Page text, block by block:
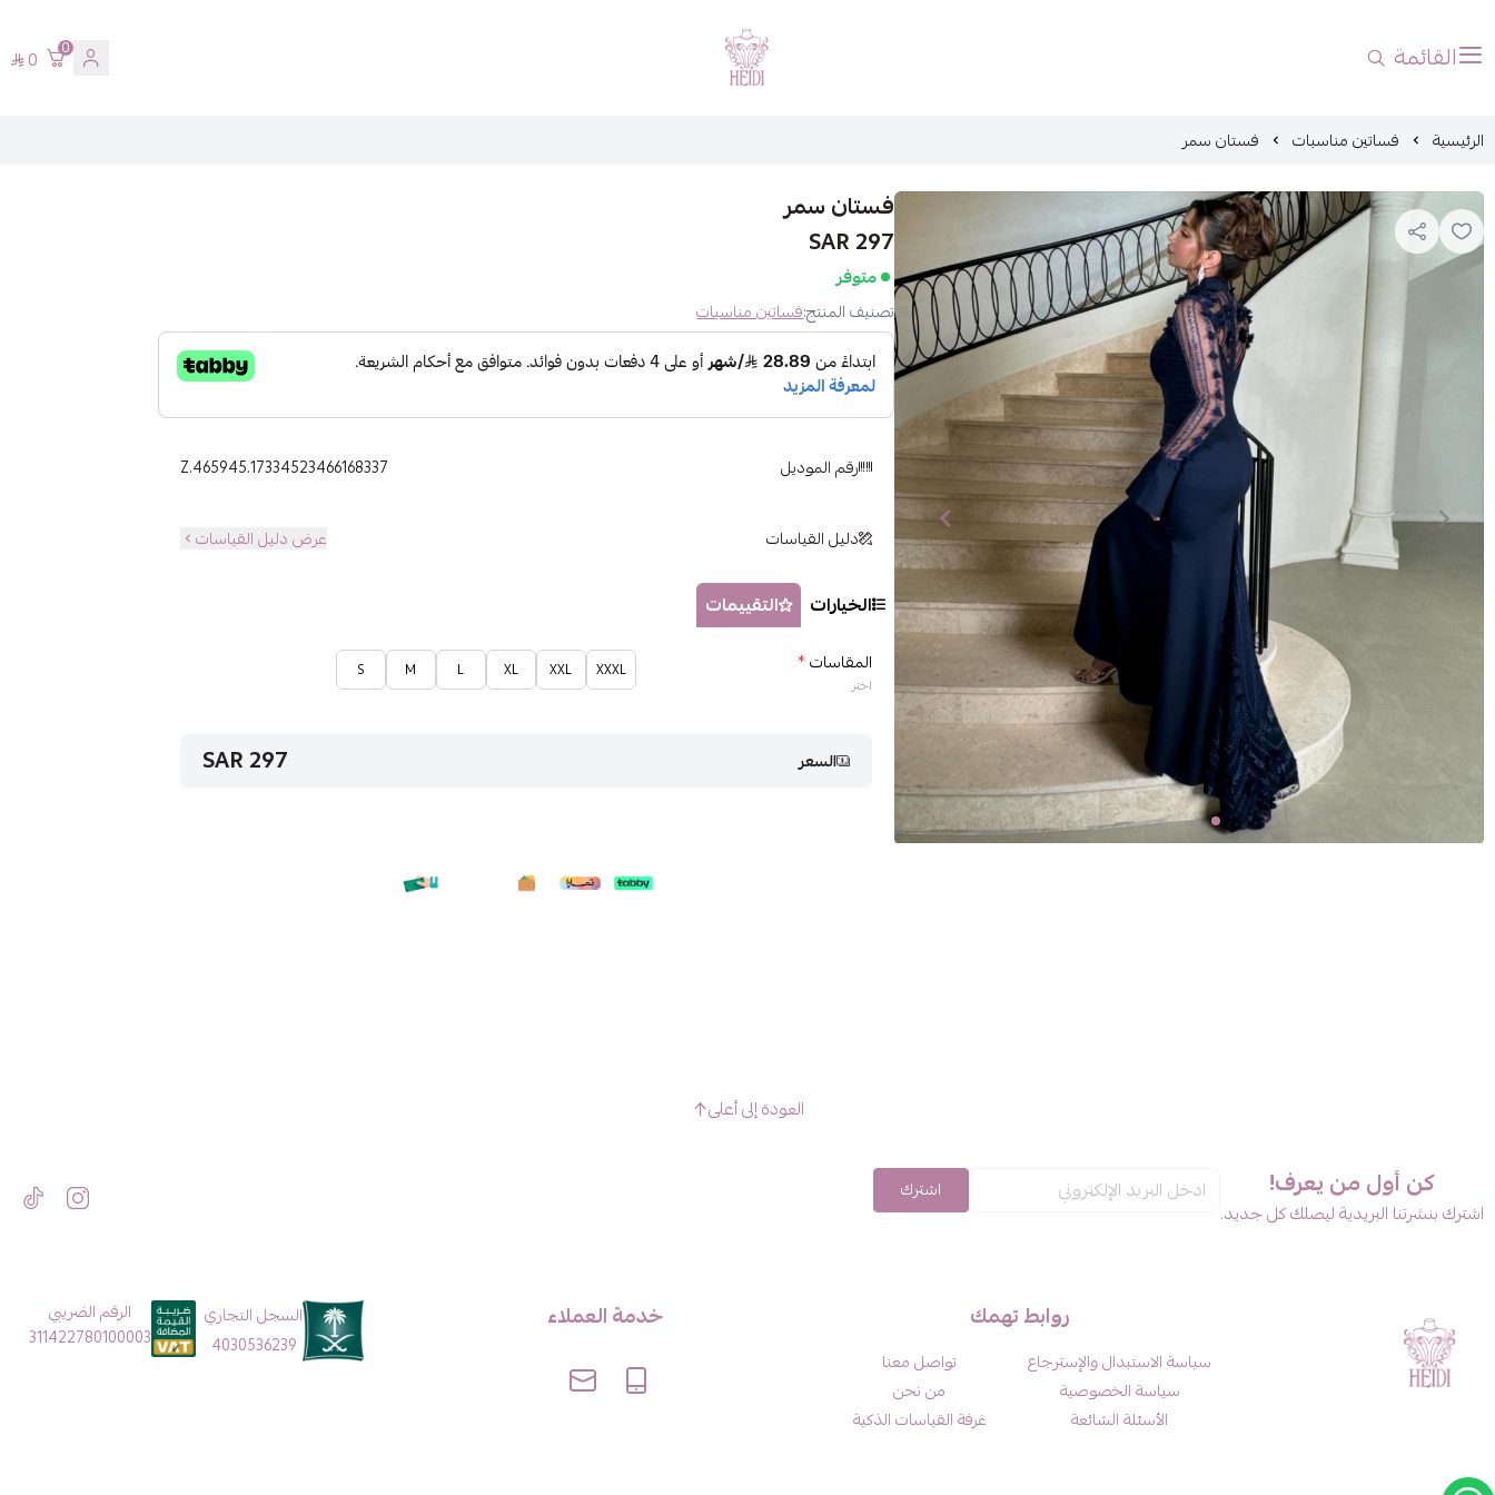
القائمة هايدي فاشن
0
0
الرئيسية فساتين مناسبات فستان سمر
فستان سمر
297 SAR
متوفر
تصنيف المنتج:فساتين مناسبات
رقم الموديل Z.465945.17334523466168337
دليل القياسات عرض دليل القياسات
الخيارات التقييمات
المقاسات*
اختر
XXXL
XXL
XL
L
M
S
السعر 297 SAR
العودة إلى أعلى
كن أول من يعرف!
اشترك بنشرتنا البريدية ليصلك كل جديد.
اشترك
روابط تهمك
سياسة الاستبدال والإسترجاع
سياسة الخصوصية
الأسئلة الشائعة
تواصل معنا
من نحن
غرفة القياسات الذكية
خدمة العملاء
السجل التجاري
4030536239
الرقم الضريبي
311422780100003